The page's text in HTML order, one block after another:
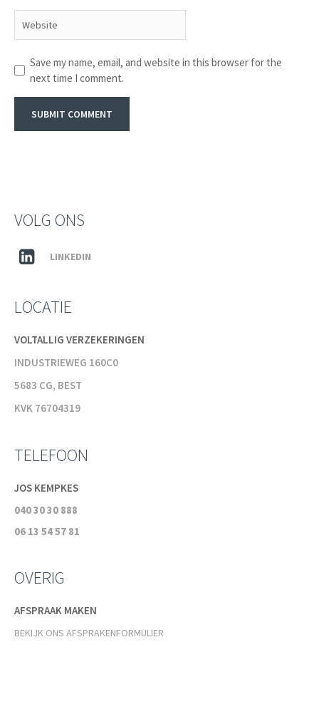
Save my name, email, and website in this browser for the
next time I comment.
VOLG ONS
LINKEDIN
LOCATIE
VOLTALLIG VERZEKERINGEN
INDUSTRIEWEG 160C0
5683 CG, BEST
KVK 76704319
TELEFOON
JOS KEMPKES
040 30 30 888
06 13 54 57 81
OVERIG
AFSPRAAK MAKEN
BEKIJK ONS AFSPRAKENFORMULIER